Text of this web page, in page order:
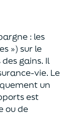
: les
») sur le
gains. Il
vie. Le
un
est
ou de